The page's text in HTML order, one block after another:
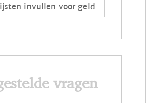
invullen voor geld
vragen